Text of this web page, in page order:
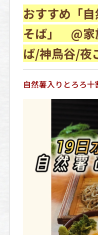
おすすめ「
そば」 @家
ば/神鳥谷/夜
自然薯入りとろろ